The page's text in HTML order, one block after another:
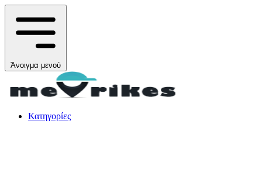
Άνοιγμα μενού
Κατηγορίες